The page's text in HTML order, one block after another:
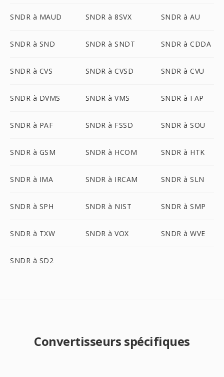
SNDR à MAUD SNDR à 8SVX SNDR à AU
SNDR à SND SNDR à SNDT SNDR à CDDA
SNDR à CVS SNDR à CVSD SNDR à CVU
SNDR à DVMS SNDR à VMS SNDR à FAP
SNDR à PAF SNDR à FSSD SNDR à SOU
SNDR à GSM SNDR à HCOM SNDR à HTK
SNDR à IMA SNDR à IRCAM SNDR à SLN
SNDR à SPH SNDR à NIST SNDR à SMP
SNDR à TXW SNDR à VOX SNDR à WVE
SNDR à SD2
Convertisseurs spécifiques